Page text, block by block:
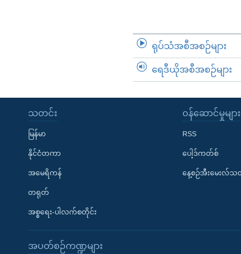
ရုပ်သံအစီအစဉ်များ
ရေဒီယိုအစီအစဉ်များ
သတင်း
မြန်မာ
နိုင်ငံတကာ
အမေရိကန်
တရုတ်
အစ္စရေး-ပါလက်စတိုင်း
၀န်ဆောင်မှုများ
RSS
ပေါ့ဒ်ကတ်စ်
နေ့စဉ်အီးမေးလ်သ
အပတ်စဉ်ကဏ္ဍများ